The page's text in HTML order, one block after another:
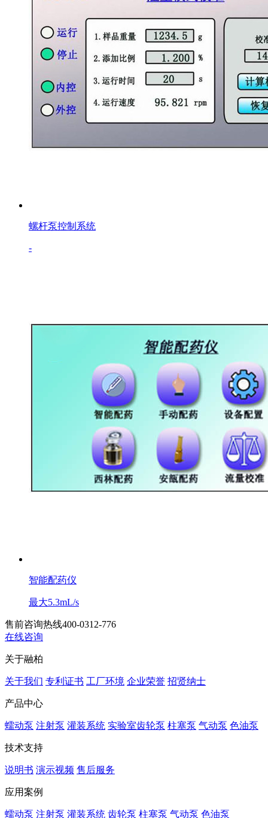
螺杆泵控制系统
-
智能配药仪
最大5.3mL/s
售前咨询热线400-0312-776
在线咨询
关于融柏
关于我们 专利证书 工厂环境 企业荣誉 招贤纳士
产品中心
蠕动泵 注射泵 灌装系统 实验室齿轮泵 柱塞泵 气动泵 色油泵
技术支持
说明书 演示视频 售后服务
应用案例
蠕动泵 注射泵 灌装系统 齿轮泵 柱塞泵 气动泵 色油泵